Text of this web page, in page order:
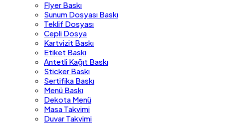
Flyer Baskı
Sunum Dosyası Baskı
Teklif Dosyası
Cepli Dosya
Kartvizit Baskı
Etiket Baskı
Antetli Kağıt Baskı
Sticker Baskı
Sertifika Baskı
Menü Baskı
Dekota Menü
Masa Takvimi
Duvar Takvimi